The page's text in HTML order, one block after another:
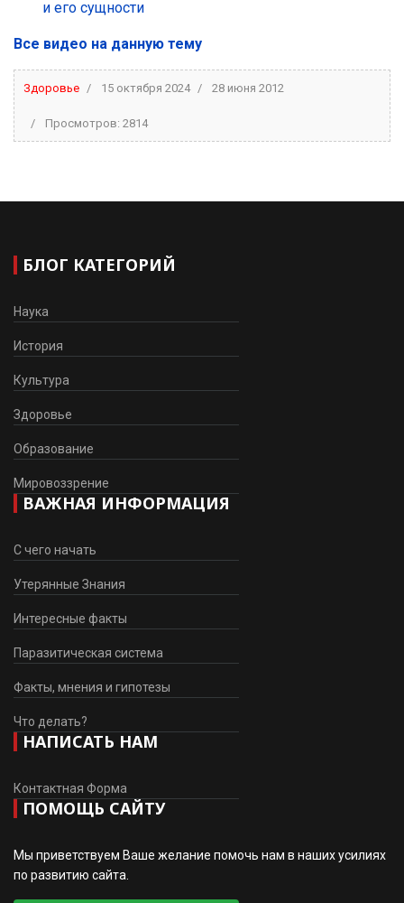
и его сущности
Все видео на данную тему
Здоровье 15 октября 2024 28 июня 2012
Просмотров: 2814
БЛОГ КАТЕГОРИЙ
Наука
История
Культура
Здоровье
Образование
Мировоззрение
ВАЖНАЯ ИНФОРМАЦИЯ
С чего начать
Утерянные Знания
Интересные факты
Паразитическая система
Факты, мнения и гипотезы
Что делать?
НАПИСАТЬ НАМ
Контактная Форма
ПОМОЩЬ САЙТУ
Мы приветствуем Ваше желание помочь нам в наших усилиях
по развитию сайта.